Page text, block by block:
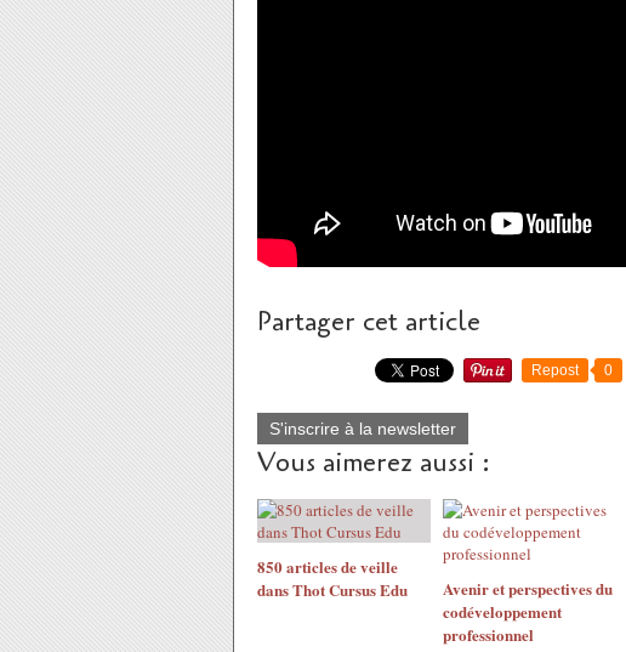
Partager cet article
Repost 0
S'inscrire à la newsletter
Vous aimerez aussi :
850 articles de veille
dans Thot Cursus Edu
Avenir et perspectives du
codéveloppement
professionnel